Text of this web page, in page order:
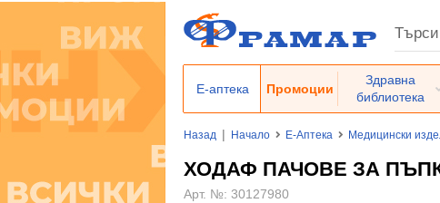
Е-аптека Промоции
Здравна
библиотека
Назад | Начало Е-Аптека Медицински
ХОДАФ ПАЧОВЕ ЗА
Арт. №: 30127980